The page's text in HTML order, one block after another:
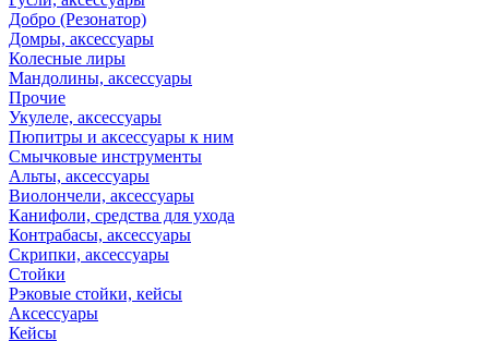
Добро (Резонатор)
Домры, аксессуары
Колесные лиры
Мандолины, аксессуары
Прочие
Укулеле, аксессуары
Пюпитры и аксессуары к ним
Смычковые инструменты
Альты, аксессуары
Виолончели, аксессуары
Канифоли, средства для ухода
Контрабасы, аксессуары
Скрипки, аксессуары
Стойки
Рэковые стойки, кейсы
Аксессуары
Кейсы